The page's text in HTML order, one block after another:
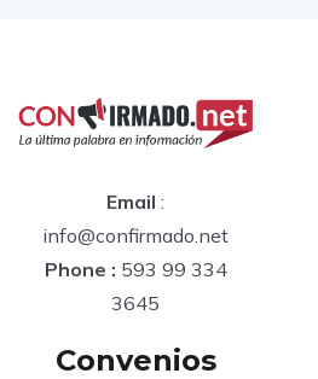
Email :
info@confirmado.net
Phone : 593 99 334
3645
Convenios